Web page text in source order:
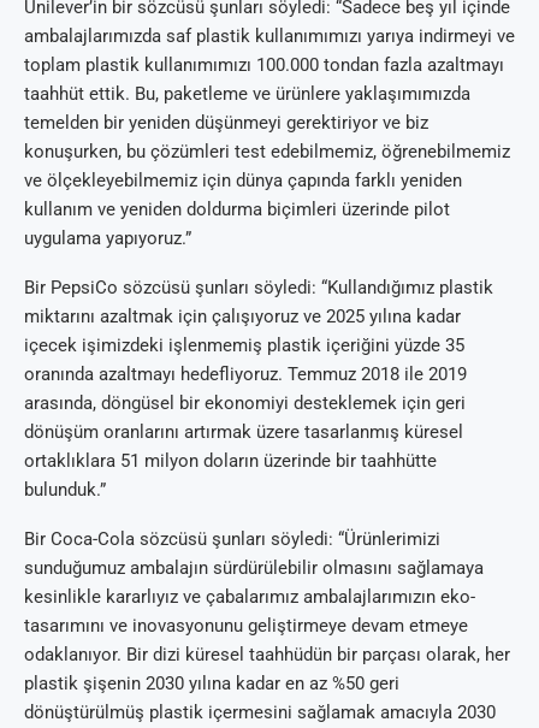
Unilever’in bir sözcüsü şunları söyledi: “Sadece beş yıl içinde
ambalajlarımızda saf plastik kullanımımızı yarıya indirmeyi ve
toplam plastik kullanımımızı 100.000 tondan fazla azaltmayı
taahhüt ettik. Bu, paketleme ve ürünlere yaklaşımımızda
temelden bir yeniden düşünmeyi gerektiriyor ve biz
konuşurken, bu çözümleri test edebilmemiz, öğrenebilmemiz
ve ölçekleyebilmemiz için dünya çapında farklı yeniden
kullanım ve yeniden doldurma biçimleri üzerinde pilot
uygulama yapıyoruz.”
Bir PepsiCo sözcüsü şunları söyledi: “Kullandığımız plastik
miktarını azaltmak için çalışıyoruz ve 2025 yılına kadar
içecek işimizdeki işlenmemiş plastik içeriğini yüzde 35
oranında azaltmayı hedefliyoruz. Temmuz 2018 ile 2019
arasında, döngüsel bir ekonomiyi desteklemek için geri
dönüşüm oranlarını artırmak üzere tasarlanmış küresel
ortaklıklara 51 milyon doların üzerinde bir taahhütte
bulunduk.”
Bir Coca-Cola sözcüsü şunları söyledi: “Ürünlerimizi
sunduğumuz ambalajın sürdürülebilir olmasını sağlamaya
kesinlikle kararlıyız ve çabalarımız ambalajlarımızın eko-
tasarımını ve inovasyonunu geliştirmeye devam etmeye
odaklanıyor. Bir dizi küresel taahhüdün bir parçası olarak, her
plastik şişenin 2030 yılına kadar en az %50 geri
dönüştürülmüş plastik içermesini sağlamak amacıyla 2030